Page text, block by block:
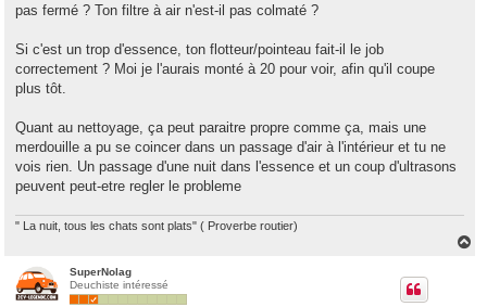
pas fermé ? Ton filtre à air n'est-il pas colmaté ?
Si c'est un trop d'essence, ton flotteur/pointeau fait-il le job
correctement ? Moi je l'aurais monté à 20 pour voir, afin qu'il coupe
plus tôt.
Quant au nettoyage, ça peut paraitre propre comme ça, mais une
merdouille a pu se coincer dans un passage d'air à l'intérieur et tu ne
vois rien. Un passage d'une nuit dans l'essence et un coup d'ultrasons
peuvent peut-etre regler le probleme
" La nuit, tous les chats sont plats" ( Proverbe routier)
SuperNolag
Deuchiste intéressé